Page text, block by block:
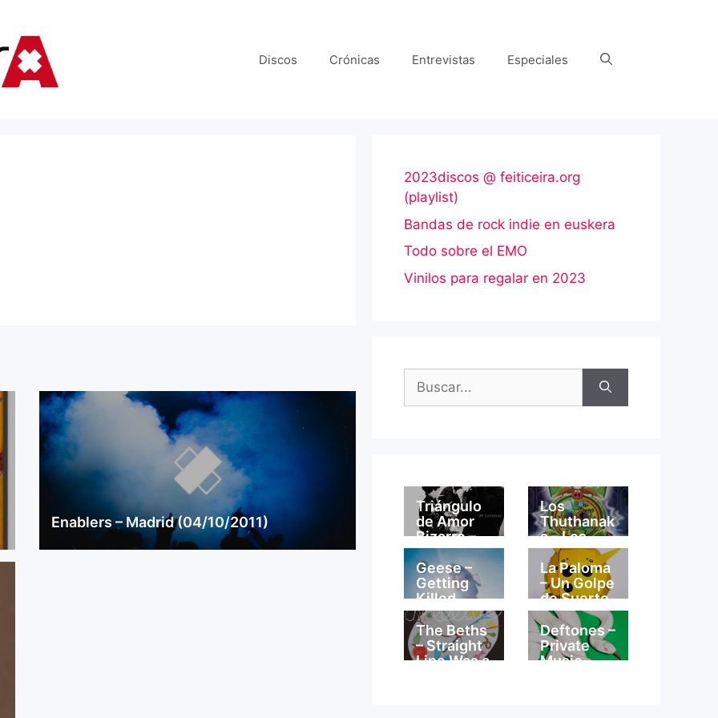
Discos Crónicas Entrevistas Especiales
Enablers – Madrid (04/10/2011)
2023discos @ feiticeira.org
(playlist)
Bandas de rock indie en euskera
Todo sobre el EMO
Vinilos para regalar en 2023
Triángulo
de Amor
Bizarro –
Mi
Catedral
Los
Thuthanak
a – Los
Thuthanak
a
Geese –
Getting
Killed
La Paloma
– Un Golpe
de Suerte
The Beths
– Straight
Line Was a
Deftones –
Private
Music